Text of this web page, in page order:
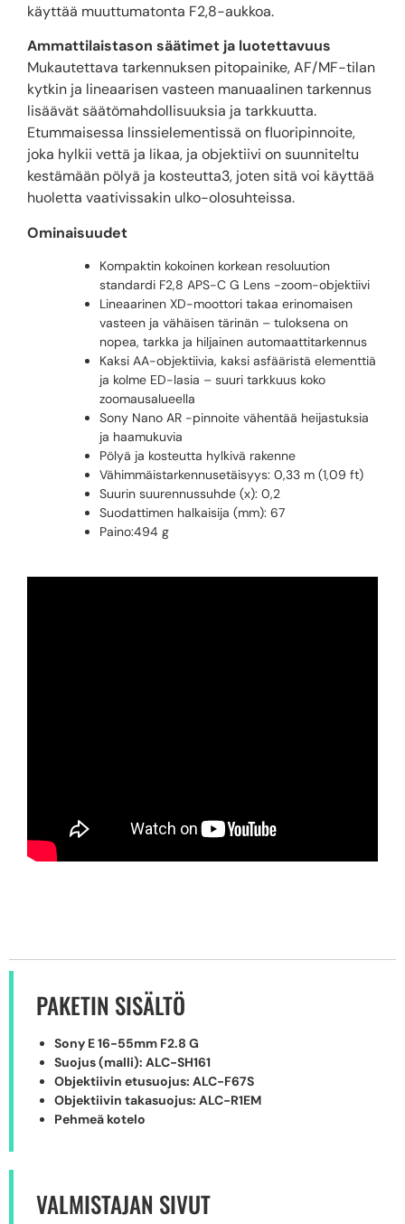
käyttää muuttumatonta F2,8-aukkoa.
Ammattilaistason säätimet ja luotettavuus
Mukautettava tarkennuksen pitopainike, AF/MF-tilan
kytkin ja lineaarisen vasteen manuaalinen tarkennus
lisäävät säätömahdollisuuksia ja tarkkuutta.
Etummaisessa linssielementissä on fluoripinnoite,
joka hylkii vettä ja likaa, ja objektiivi on suunniteltu
kestämään pölyä ja kosteutta3, joten sitä voi käyttää
huoletta vaativissakin ulko-olosuhteissa.
Ominaisuudet
Kompaktin kokoinen korkean resoluution
standardi F2,8 APS-C G Lens -zoom-objektiivi
Lineaarinen XD-moottori takaa erinomaisen
vasteen ja vähäisen tärinän – tuloksena on
nopea, tarkka ja hiljainen automaattitarkennus
Kaksi AA-objektiivia, kaksi asfääristä elementtiä
ja kolme ED-lasia – suuri tarkkuus koko
zoomausalueella
Sony Nano AR -pinnoite vähentää heijastuksia
ja haamukuvia
Pölyä ja kosteutta hylkivä rakenne
Vähimmäistarkennusetäisyys: 0,33 m (1,09 ft)
Suurin suurennussuhde (x): 0,2
Suodattimen halkaisija (mm): 67
Paino:494 g
PAKETIN SISÄLTÖ
Sony E 16-55mm F2.8 G
Suojus (malli): ALC-SH161
Objektiivin etusuojus: ALC-F67S
Objektiivin takasuojus: ALC-R1EM
Pehmeä kotelo
VALMISTAJAN SIVUT